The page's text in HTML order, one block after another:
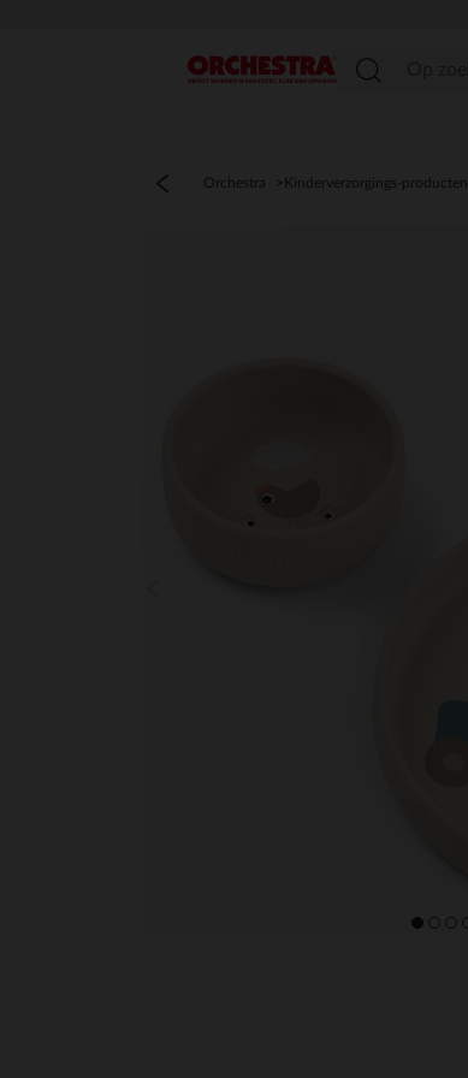
menu
Orchestra Kinderverzorgings-producten